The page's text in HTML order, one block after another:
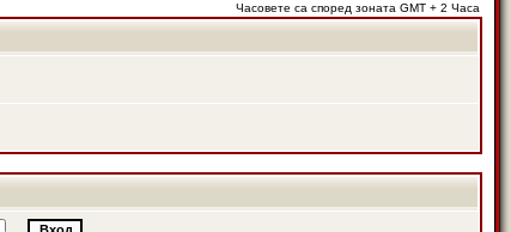
Часовете са според зоната GMT + 2 Часа